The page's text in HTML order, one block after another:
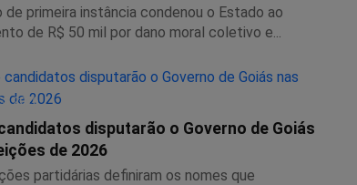
de primeira instância condenou o Estado ao
de R$ 50 mil por dano moral coletivo e...
2026
disputarão o Governo de Goiás
de 2026
partidárias definiram os nomes que